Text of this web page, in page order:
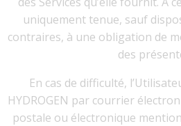
uniquement tenue, sauf
contraires, à une obligation de
des
En cas de difficulté,
HYDROGEN par courrier
postale ou électronique